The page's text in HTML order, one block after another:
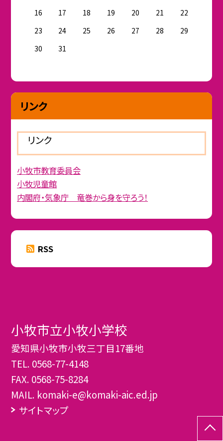
16
17 18 19 20 21
22
23
24 25 26 27 28
29
30
31
リンク
リンク
小牧市教育委員会
小牧児童館
内閣府・気象庁 竜巻から身を守ろう！
RSS
小牧市立小牧小学校
愛知県小牧市小牧三丁目17番地
TEL. 0568-77-4148
FAX. 0568-75-8284
MAIL. komaki-e@komaki-aic.ed.jp
サイトマップ